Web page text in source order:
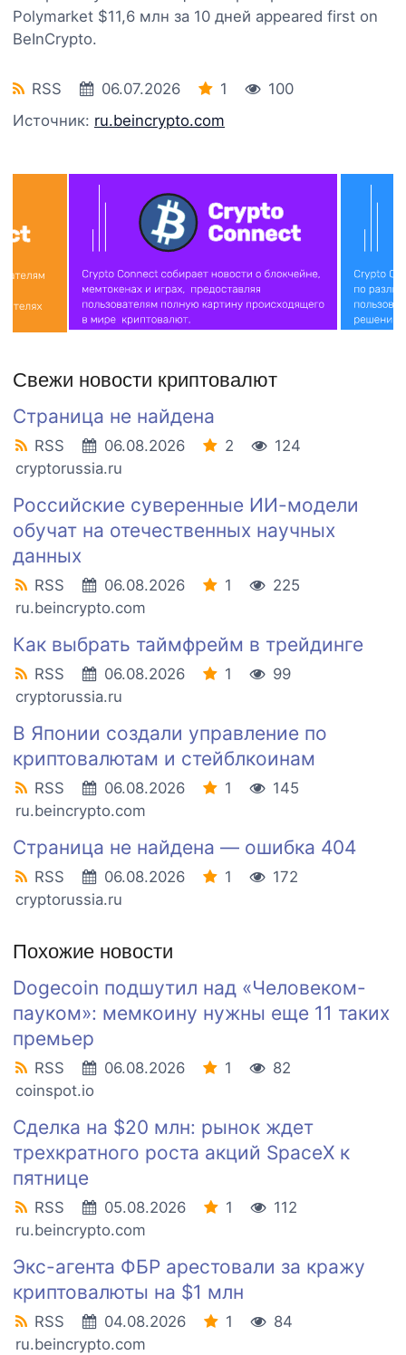
Polymarket $11,6 млн за 10 дней appeared first on
BeInCrypto.
RSS 06.07.2026 1
100
Источник: ru.beincrypto.com
Свежи новости криптовалют
Страница не найдена
RSS 06.08.2026 2
124
cryptorussia.ru
Российские суверенные ИИ-модели
обучат на отечественных научных
данных
RSS 06.08.2026 1
225
ru.beincrypto.com
Как выбрать таймфрейм в трейдинге
RSS 06.08.2026 1
99
cryptorussia.ru
В Японии создали управление по
криптовалютам и стейблкоинам
RSS 06.08.2026 1
145
ru.beincrypto.com
Страница не найдена — ошибка 404
RSS 06.08.2026 1
172
cryptorussia.ru
Похожие новости
Dogecoin подшутил над «Человеком-
пауком»: мемкоину нужны еще 11 таких
премьер
RSS 06.08.2026 1
82
coinspot.io
Сделка на $20 млн: рынок ждет
трехкратного роста акций SpaceX к
пятнице
RSS 05.08.2026 1
112
ru.beincrypto.com
Экс-агента ФБР арестовали за кражу
криптовалюты на $1 млн
RSS 04.08.2026 1
84
ru.beincrypto.com